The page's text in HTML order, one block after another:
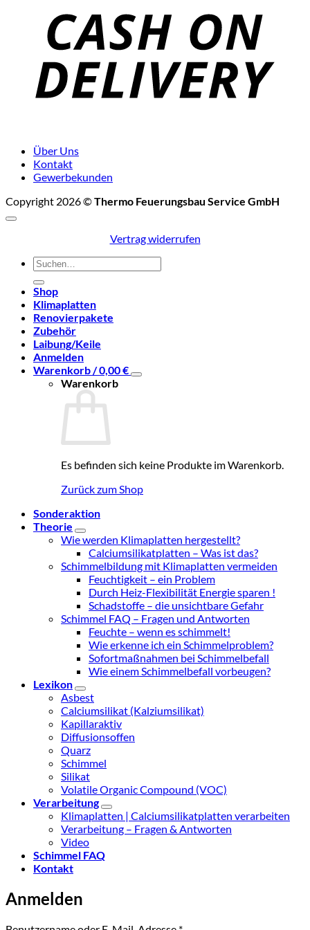
Über Uns
Kontakt
Gewerbekunden
Copyright 2026 ©Thermo Feuerungsbau Service GmbH
Vertrag widerrufen
Suchen
nach:
Shop
Klimaplatten
Renovierpakete
Zubehör
Laibung/Keile
Anmelden
Warenkorb /0,00€
Warenkorb
Es befinden sich keine Produkte im Warenkorb.
Zurück zum Shop
Sonderaktion
Theorie
Wie werden Klimaplatten hergestellt?
Calciumsilikatplatten – Was ist das?
Schimmelbildung mit Klimaplatten vermeiden
Feuchtigkeit – ein Problem
Durch Heiz-Flexibilität Energie sparen !
Schadstoffe – die unsichtbare Gefahr
Schimmel FAQ – Fragen und Antworten
Feuchte – wenn es schimmelt!
Wie erkenne ich ein Schimmelproblem?
Sofortmaßnahmen bei Schimmelbefall
Wie einem Schimmelbefall vorbeugen?
Lexikon
Asbest
Calciumsilikat (Kalziumsilikat)
Kapillaraktiv
Diffusionsoffen
Quarz
Schimmel
Silikat
Volatile Organic Compound (VOC)
Verarbeitung
Klimaplatten | Calciumsilikatplatten verarbeiten
Verarbeitung – Fragen & Antworten
Video
Schimmel FAQ
Kontakt
Anmelden